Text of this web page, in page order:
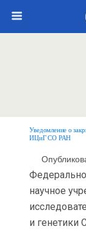
Уведомление о
ИЦиГ СО РАН
научное
и генетики